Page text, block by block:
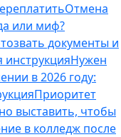
Отмена
или миф?
документы и
инструкцияНужен
в 2026 году:
Приоритет
выставить, чтобы
в колледж после